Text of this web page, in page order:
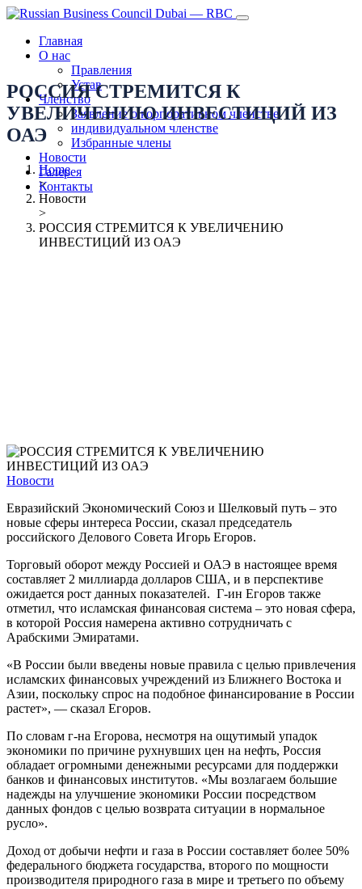
Главная
О нас
Правления
Устав
Членство
Заявление о корпоративном членстве
индивидуальном членстве
Избранные члены
Новости
Галерея
Контакты
РОССИЯ СТРЕМИТСЯ К
УВЕЛИЧЕНИЮ ИНВЕСТИЦИЙ ИЗ
ОАЭ
Home
>
Новости
>
РОССИЯ СТРЕМИТСЯ К УВЕЛИЧЕНИЮ
ИНВЕСТИЦИЙ ИЗ ОАЭ
Новости
Евразийский Экономический Союз и Шелковый путь – это
новые сферы интереса России, сказал председатель
российского Делового Совета Игорь Егоров.
Торговый оборот между Россией и ОАЭ в настоящее время
составляет 2 миллиарда долларов США, и в перспективе
ожидается рост данных показателей. Г-ин Егоров также
отметил, что исламская финансовая система – это новая сфера,
в которой Россия намерена активно сотрудничать с
Арабскими Эмиратами.
«В России были введены новые правила с целью привлечения
исламских финансовых учреждений из Ближнего Востока и
Азии, поскольку спрос на подобное финансирование в России
растет», — сказал Егоров.
По словам г-на Егорова, несмотря на ощутимый упадок
экономики по причине рухнувших цен на нефть, Россия
обладает огромными денежными ресурсами для поддержки
банков и финансовых институтов. «Мы возлагаем большие
надежды на улучшение экономики России посредством
данных фондов с целью возврата ситуации в нормальное
русло».
Доход от добычи нефти и газа в России составляет более 50%
федерального бюджета государства, второго по мощности
производителя природного газа в мире и третьего по объему